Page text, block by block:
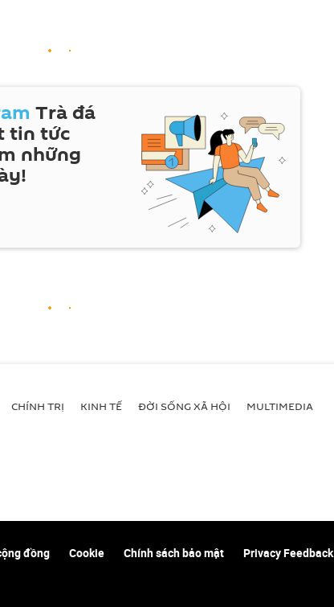
Trà đá
tin tức
những
CHÍNH TRỊ KINH TẾ ĐỜI SỐNG XÃ HỘI MULTIMEDIA
đồng Cookie Chính sách bảo mật Privacy Feedback